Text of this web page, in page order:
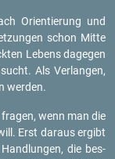
Ori­en­tie­rung und
schon Mitte
Le­bens da­ge­gen
Als Ver­lan­gen,
wer­den.
wenn man die
Erst dar­aus er­gibt
die bes­